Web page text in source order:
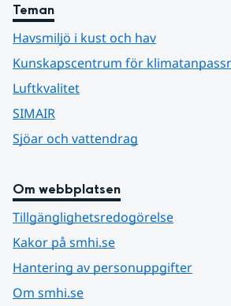
Teman
Havsmiljö i kust och hav
Kunskapscentrum för
Luftkvalitet
SIMAIR
Sjöar och vattendrag
Om webbplatsen
Tillgänglighetsredogörelse
Kakor på smhi.se
Hantering av personuppgifter
Om smhi.se